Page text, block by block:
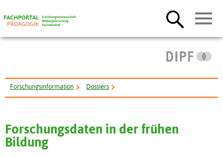
Forschungsinformation Dossiers
Forschungsdaten in der frühen
Bildung